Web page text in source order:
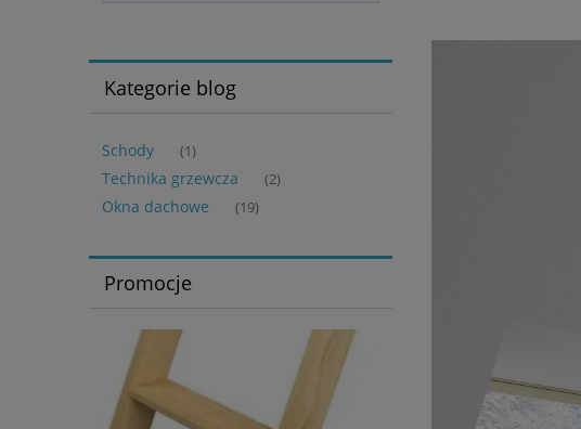
Kategorie blog
Schody (1)
Technika grzewcza (2)
Okna dachowe (19)
Promocje